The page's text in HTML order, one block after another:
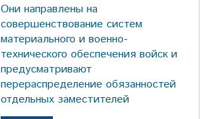
Они направлены на
совершенствование систем
материального и военно-
технического обеспечения войск и
предусматривают
перераспределение обязанностей
отдельных заместителей